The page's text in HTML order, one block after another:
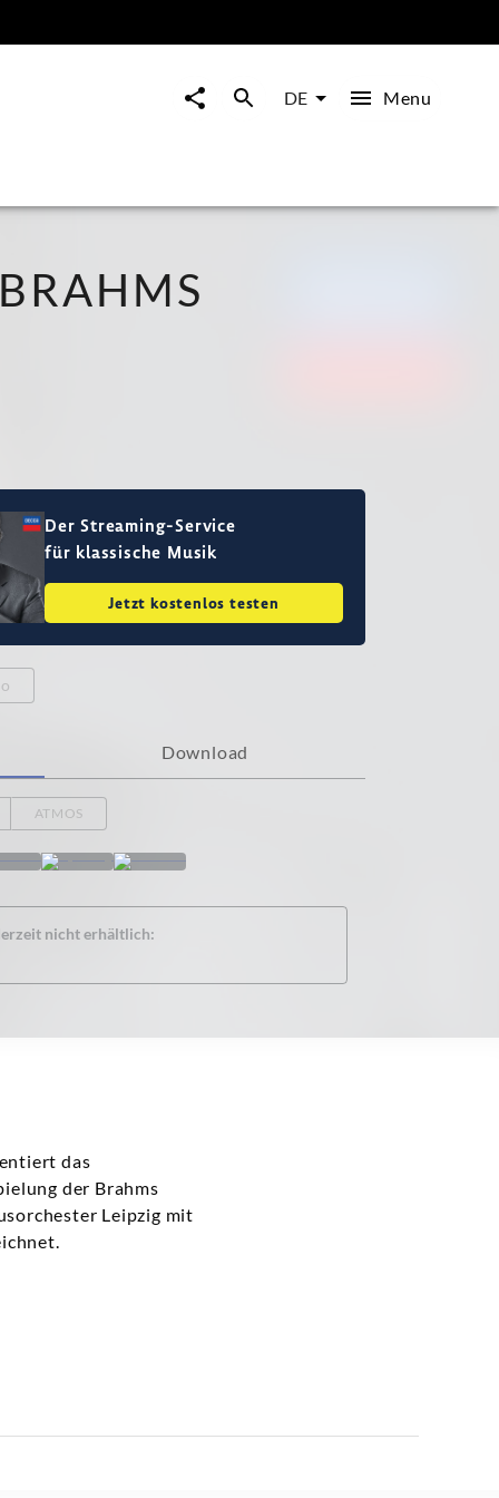
DE Menu
Der Streaming-Service
für klassische Musik
Jetzt kostenlos testen
Download
ATMOS
nicht erhältlich:
das
der Brahms
Leipzig mit